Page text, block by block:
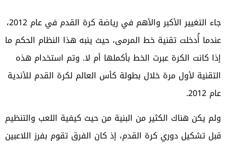
جاء التغيير الأكبر والأهم في رياضة كرة القدم في عام 2012،
عندما أُدخلت تقنية خط المرمى، حيث ينبه هذا النظام الحكم ما
إذا كانت الكرة عبرت الخط بأكملها أم لا. وتم استخدام هذه
التقنية لأول مرة خلال بطولة كأس العالم لكرة القدم للأندية
عام 2012.
ولم يكن هناك الكثير من البنية من حيث كيفية اللعب والتنظيم
قبل تشكيل دوري كرة القدم، إذ كان الفرق تقوم بفرز اللاعبين